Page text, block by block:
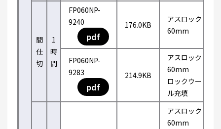
間
仕
切
1
時
間
FP060NP-
9240
pdf
176.0KB
アスロック
60mm
FP060NP-
9283
pdf
214.9KB
アスロック
60mm
ロックウー
ル充填
アスロック
60mm